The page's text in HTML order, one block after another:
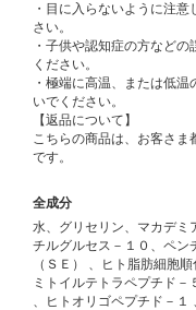
・目に入らないように注
さい。
・子供や認知症の方など
ください。
・極端に高温、または低
いでください。
【返品について】
こちらの商品は、お客さま
です。
全成分
水、グリセリン、マカデミ
チルグルセス－１０、ペン
（ＳＥ） 、ヒト脂肪細胞
ミトイルテトラペプチド－
、ヒトオリゴペプチド－１